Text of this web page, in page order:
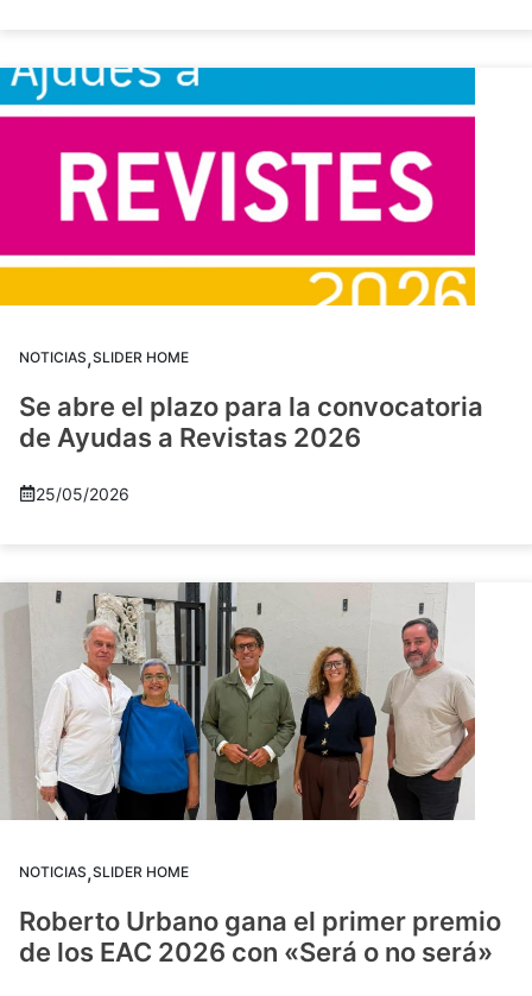
NOTICIAS,SLIDER HOME
Se abre el plazo para la convocatoria
de Ayudas a Revistas 2026
25/05/2026
NOTICIAS,SLIDER HOME
Roberto Urbano gana el primer premio
de los EAC 2026 con «Será o no será»